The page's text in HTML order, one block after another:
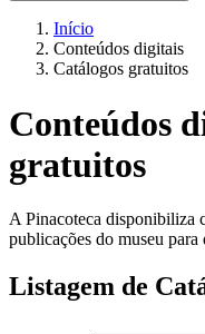
Início
Conteúdos digitais
Catálogos gratuitos
Conteúdos
gratuitos
A Pinacoteca disponibiliza
publicações do museu
Listagem de